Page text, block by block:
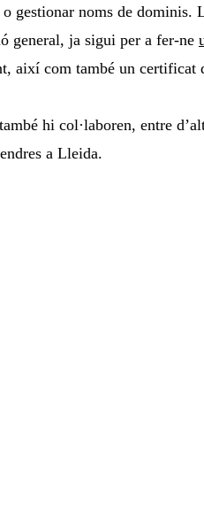
gestionar noms de
general, ja sigui per a fer-ne
així com també un certificat
hi col·laboren, entre
a Lleida.